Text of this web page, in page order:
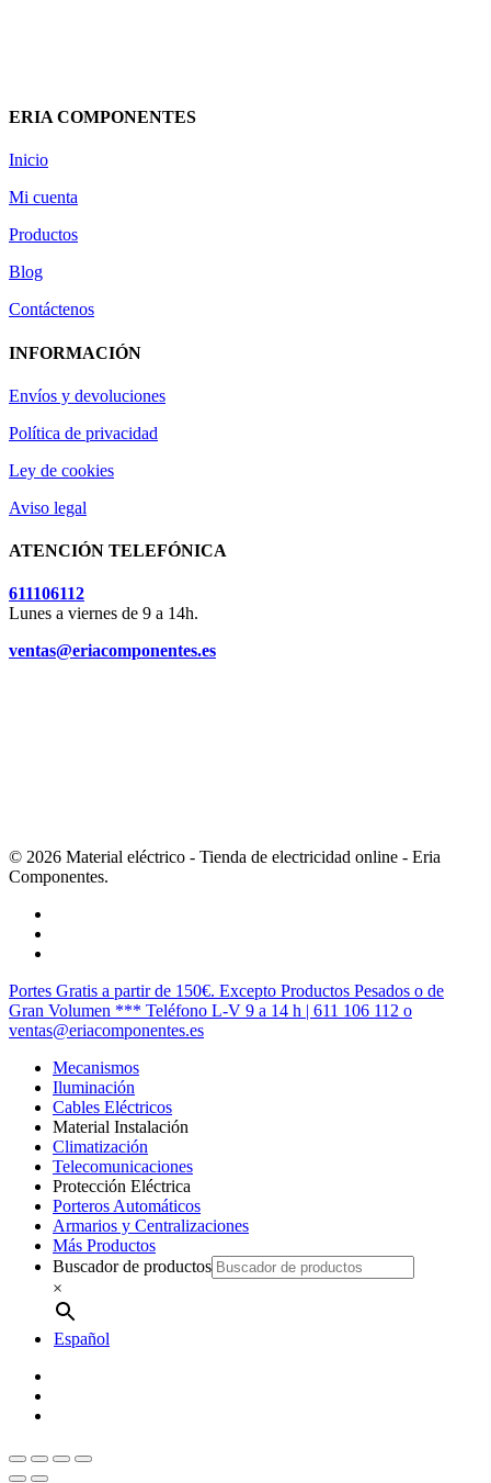
ERIA COMPONENTES
Inicio
Mi cuenta
Productos
Blog
Contáctenos
INFORMACIÓN
Envíos y devoluciones
Política de privacidad
Ley de cookies
Aviso legal
ATENCIÓN TELEFÓNICA
611106112
Lunes a viernes de 9 a 14h.
ventas@eriacomponentes.es
© 2026 Material eléctrico - Tienda de electricidad online - Eria
Componentes.
Cerrar
Menú
Portes Gratis a partir de 150€. Excepto Productos Pesados o de
Gran Volumen *** Teléfono L-V 9 a 14 h | 611 106 112 o
ventas@eriacomponentes.es
Mecanismos
Iluminación
Cables Eléctricos
Material Instalación
Climatización
Telecomunicaciones
Protección Eléctrica
Porteros Automáticos
Armarios y Centralizaciones
Más Productos
Buscador de productos
×
Español